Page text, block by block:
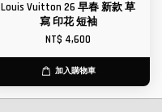
Louis Vuitton 26 早春 新款 草
寫 印花 短袖
NT$ 4,600
加入購物車